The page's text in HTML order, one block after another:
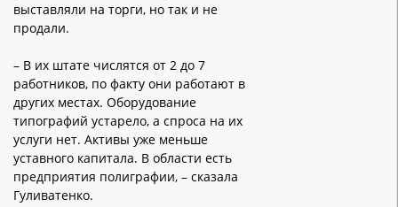
выставляли на торги, но так и не
продали.
– В их штате числятся от 2 до 7
работников, по факту они работают в
других местах. Оборудование
типографий устарело, а спроса на их
услуги нет. Активы уже меньше
уставного капитала. В области есть
предприятия полиграфии, – сказала
Гуливатенко.